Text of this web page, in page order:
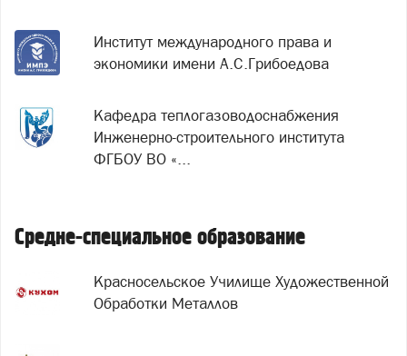
Институт международного права и
экономики имени А.С.Грибоедова
Кафедра теплогазоводоснабжения
Инженерно-строительного института
ФГБОУ ВО «...
Средне-специальное образование
Красносельское Училище Художественной
Обработки Металлов